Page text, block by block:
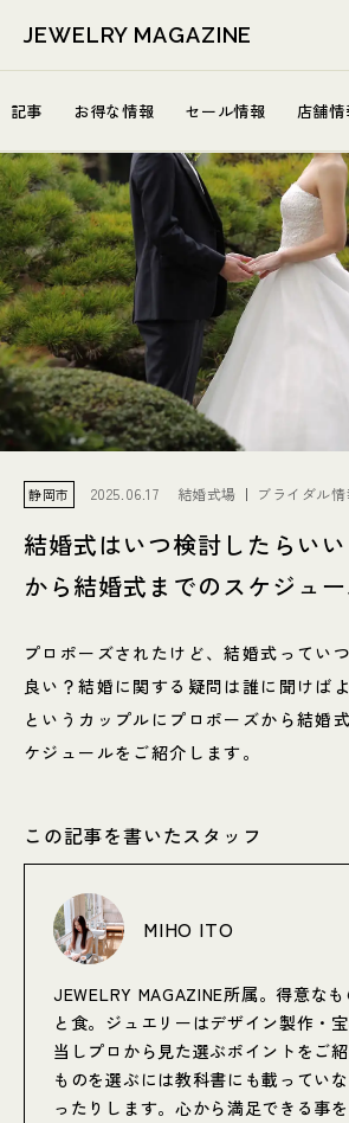
JEWELRY MAGAZINE
記事 お得な情報 セール情報 店舗情
静岡市 2025.06.17 結婚式場 ブライダル情
結婚式はいつ検討したらい
から結婚式までのスケジュ
プロポーズされたけど、結婚式ってい
良い？結婚に関する疑問は誰に聞けば
というカップルにプロポーズから結婚
ケジュールをご紹介します。
この記事を書いたスタッフ
MIHO ITO
JEWELRY MAGAZINE所属。得意な
と食。ジュエリーはデザイン製作・
当しプロから見た選ぶポイントをご
ものを選ぶには教科書にも載ってい
ったりします。心から満足できる事